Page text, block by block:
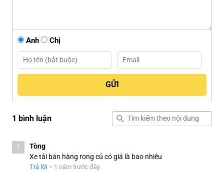
Anh Chị
1 bình luận
T
Tòng
Xe tải bán hàng rong củ có giá là bao nhiêu
Trả lời • 1 năm trước đây